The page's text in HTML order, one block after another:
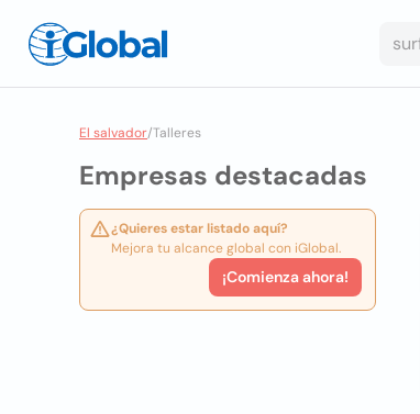
El salvador/Talleres
Empresas destacadas
¿Quieres estar listado aquí?
Mejora tu alcance global con iGlobal.
¡Comienza ahora!